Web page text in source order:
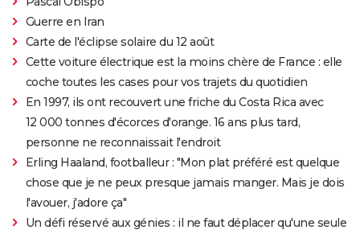
Guerre en Iran
Carte de l'éclipse solaire du 12 août
Cette voiture électrique est la moins chère de France : elle
coche toutes les cases pour vos trajets du quotidien
En 1997, ils ont recouvert une friche du Costa Rica avec
12 000 tonnes d'écorces d'orange. 16 ans plus tard,
personne ne reconnaissait l'endroit
Erling Haaland, footballeur : "Mon plat préféré est quelque
chose que je ne peux presque jamais manger. Mais je dois
l'avouer, j'adore ça"
Un défi réservé aux génies : il ne faut déplacer qu'une seule